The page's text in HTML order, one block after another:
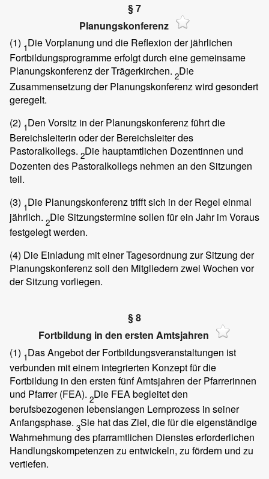
§ 7
Planungskonferenz
(1) 1Die Vorplanung und die Reflexion der jährlichen
Fortbildungsprogramme erfolgt durch eine gemeinsame
Planungskonferenz der Trägerkirchen. 2Die
Zusammensetzung der Planungskonferenz wird gesondert
geregelt.
(2) 1Den Vorsitz in der Planungskonferenz führt die
Bereichsleiterin oder der Bereichsleiter des
Pastoralkollegs. 2Die hauptamtlichen Dozentinnen und
Dozenten des Pastoralkollegs nehmen an den Sitzungen
teil.
(3) 1Die Planungskonferenz trifft sich in der Regel einmal
jährlich. 2Die Sitzungstermine sollen für ein Jahr im Voraus
festgelegt werden.
(4) Die Einladung mit einer Tagesordnung zur Sitzung der
Planungskonferenz soll den Mitgliedern zwei Wochen vor
der Sitzung vorliegen.
§ 8
Fortbildung in den ersten Amtsjahren
(1) 1Das Angebot der Fortbildungsveranstaltungen ist
verbunden mit einem integrierten Konzept für die
Fortbildung in den ersten fünf Amtsjahren der Pfarrerinnen
und Pfarrer (FEA). 2Die FEA begleitet den
berufsbezogenen lebenslangen Lernprozess in seiner
Anfangsphase. 3Sie hat das Ziel, die für die eigenständige
Wahrnehmung des pfarramtlichen Dienstes erforderlichen
Handlungskompetenzen zu entwickeln, zu fördern und zu
vertiefen.